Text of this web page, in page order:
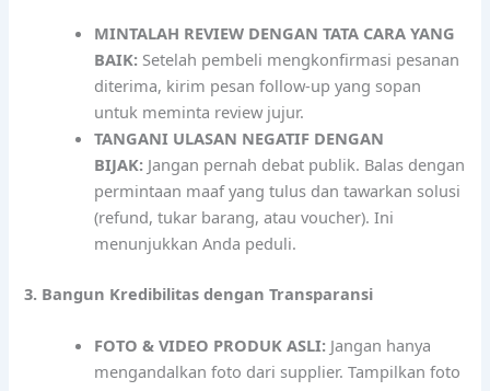
MINTALAH REVIEW DENGAN TATA CARA YANG
BAIK: Setelah pembeli mengkonfirmasi pesanan
diterima, kirim pesan follow-up yang sopan
untuk meminta review jujur.
TANGANI ULASAN NEGATIF DENGAN
BIJAK: Jangan pernah debat publik. Balas dengan
permintaan maaf yang tulus dan tawarkan solusi
(refund, tukar barang, atau voucher). Ini
menunjukkan Anda peduli.
3. Bangun Kredibilitas dengan Transparansi
FOTO & VIDEO PRODUK ASLI: Jangan hanya
mengandalkan foto dari supplier. Tampilkan foto